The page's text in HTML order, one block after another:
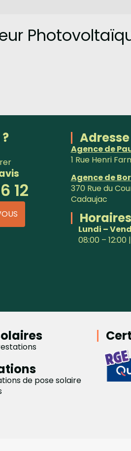
12
Adresse
Agence de
1 Rue Henri
Agence de
370 Rue du
Cadaujac
Horaires
Lundi –
08:00 – 12:00
de pose solaire